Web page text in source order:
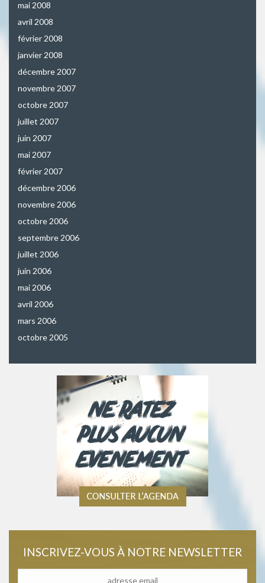
mai 2008
avril 2008
février 2008
janvier 2008
décembre 2007
novembre 2007
octobre 2007
juillet 2007
juin 2007
mai 2007
février 2007
décembre 2006
novembre 2006
octobre 2006
septembre 2006
juillet 2006
juin 2006
mai 2006
avril 2006
mars 2006
octobre 2005
INSCRIVEZ-VOUS À NOTRE NEWSLETTER